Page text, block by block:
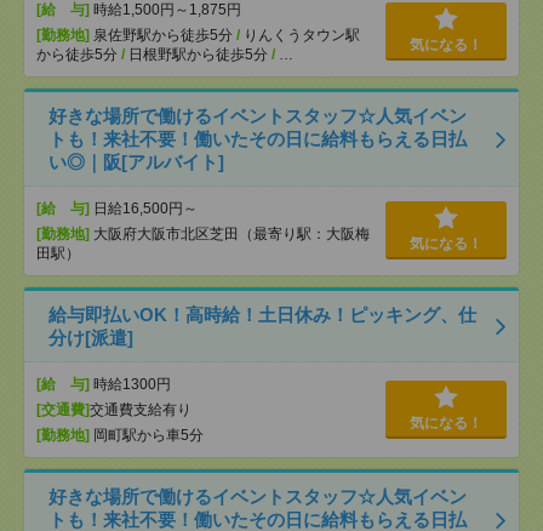
[給 与] 時給1,500円～1,875円
[勤務地] 泉佐野駅から徒歩5分 / りんくうタウン駅
から徒歩5分 / 日根野駅から徒歩5分 / …
気になる！
好きな場所で働けるイベントスタッフ☆人気イベン
トも！来社不要！働いたその日に給料もらえる日払
い◎｜阪[アルバイト]
[給 与] 日給16,500円～
[勤務地] 大阪府大阪市北区芝田（最寄り駅：大阪梅
田駅）
気になる！
給与即払いOK！高時給！土日休み！ピッキング、仕
分け[派遣]
[給 与] 時給1300円
[交通費]交通費支給有り
[勤務地] 岡町駅から車5分
気になる！
好きな場所で働けるイベントスタッフ☆人気イベン
トも！来社不要！働いたその日に給料もらえる日払